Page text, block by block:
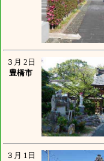
３月 2日
豊橋市
３月 1日